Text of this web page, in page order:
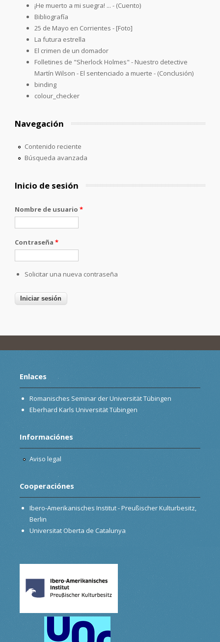
¡He muerto a mi suegra! ... - (Cuento)
Bibliografía
25 de Mayo en Corrientes - [Foto]
La futura estrella
El crimen de un domador
Folletines de "Sherlock Holmes" - Nuestro detective
Martín Wilson - El sentenciado a muerte - (Conclusión)
binding
colour_checker
Navegación
Contenido reciente
Búsqueda avanzada
Inicio de sesión
Nombre de usuario *
Contraseña *
Solicitar una nueva contraseña
Enlaces
Romanisches Seminar der Universität Tübingen
Eberhard Karls Universität Tübingen
Informaciónes
Aviso legal
Cooperaciónes
Ibero-Amerikanisches Institut - Preußischer Kulturbesitz,
Berlin
Universitat Oberta de Catalunya